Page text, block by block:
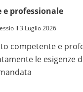
e professionale
il 3 Luglio 2026
competente e
le esigenze